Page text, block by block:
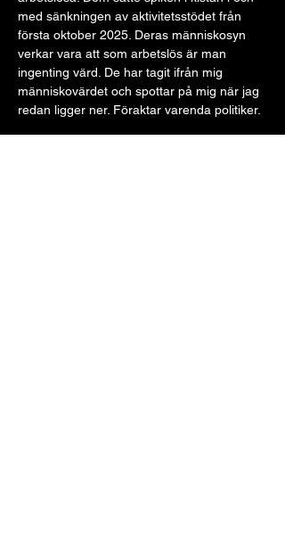
med sänkningen av aktivitetsstödet från
första oktober 2025. Deras människosyn
verkar vara att som arbetslös är man
ingenting värd. De har tagit ifrån mig
människovärdet och spottar på mig när jag
redan ligger ner. Föraktar varenda politiker.